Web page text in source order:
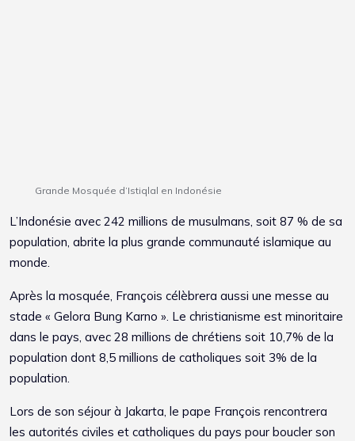
Grande Mosquée d’Istiqlal en Indonésie
L’Indonésie avec 242 millions de musulmans, soit 87 % de sa
population, abrite la plus grande communauté islamique au
monde.
Après la mosquée, François célèbrera aussi une messe au
stade « Gelora Bung Karno ». Le christianisme est minoritaire
dans le pays, avec 28 millions de chrétiens soit 10,7% de la
population dont 8,5 millions de catholiques soit 3% de la
population.
Lors de son séjour à Jakarta, le pape François rencontrera
les autorités civiles et catholiques du pays pour boucler son